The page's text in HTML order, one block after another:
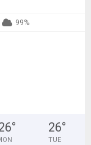
99%
° 26°
TUE